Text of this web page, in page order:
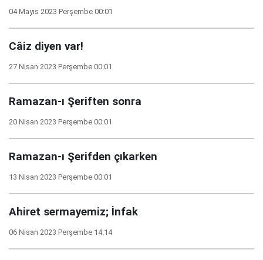
04 Mayıs 2023 Perşembe 00:01
Câiz diyen var!
27 Nisan 2023 Perşembe 00:01
Ramazan-ı Şeriften sonra
20 Nisan 2023 Perşembe 00:01
Ramazan-ı Şerifden çıkarken
13 Nisan 2023 Perşembe 00:01
Ahiret sermayemiz; İnfak
06 Nisan 2023 Perşembe 14:14